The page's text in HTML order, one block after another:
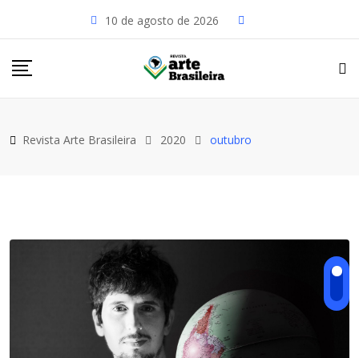
10 de agosto de 2026
Revista Arte Brasileira 2020 outubro